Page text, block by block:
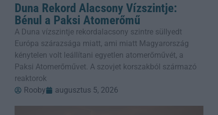
Duna Rekord Alacsony Vízszintje:
Bénul a Paksi Atomerőmű
A Duna vízszintje rekordalacsony szintre süllyedt
Európa szárazsága miatt, ami miatt Magyarország
kénytelen volt leállítani egyetlen atomerőművét, a
Paksi Atomerőművet. A szovjet korszakból származó
reaktorok
Rooby
augusztus 5, 2026